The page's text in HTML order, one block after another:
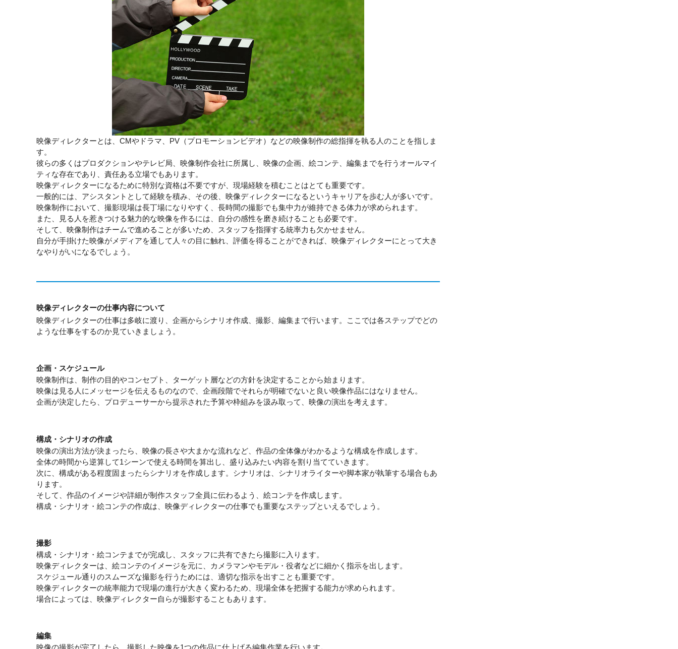
映像ディレクターとは、CMやドラマ、PV（プロモーションビデオ）などの映像制作の総指揮を執る人のことを指しま
す。
彼らの多くはプロダクションやテレビ局、映像制作会社に所属し、映像の企画、絵コンテ、編集までを行うオールマイ
ティな存在であり、責任ある立場でもあります。
映像ディレクターになるために特別な資格は不要ですが、現場経験を積むことはとても重要です。
一般的には、アシスタントとして経験を積み、その後、映像ディレクターになるというキャリアを歩む人が多いです。
映像制作において、撮影現場は長丁場になりやすく、長時間の撮影でも集中力が維持できる体力が求められます。
また、見る人を惹きつける魅力的な映像を作るには、自分の感性を磨き続けることも必要です。
そして、映像制作はチームで進めることが多いため、スタッフを指揮する統率力も欠かせません。
自分が手掛けた映像がメディアを通して人々の目に触れ、評価を得ることができれば、映像ディレクターにとって大き
なやりがいになるでしょう。
映像ディレクターの仕事内容について
映像ディレクターの仕事は多岐に渡り、企画からシナリオ作成、撮影、編集まで行います。ここでは各ステップでどの
ような仕事をするのか見ていきましょう。
企画・スケジュール
映像制作は、制作の目的やコンセプト、ターゲット層などの方針を決定することから始まります。
映像は見る人にメッセージを伝えるものなので、企画段階でそれらが明確でないと良い映像作品にはなりません。
企画が決定したら、プロデューサーから提示された予算や枠組みを汲み取って、映像の演出を考えます。
構成・シナリオの作成
映像の演出方法が決まったら、映像の長さや大まかな流れなど、作品の全体像がわかるような構成を作成します。
全体の時間から逆算して1シーンで使える時間を算出し、盛り込みたい内容を割り当てていきます。
次に、構成がある程度固まったらシナリオを作成します。シナリオは、シナリオライターや脚本家が執筆する場合もあ
ります。
そして、作品のイメージや詳細が制作スタッフ全員に伝わるよう、絵コンテを作成します。
構成・シナリオ・絵コンテの作成は、映像ディレクターの仕事でも重要なステップといえるでしょう。
撮影
構成・シナリオ・絵コンテまでが完成し、スタッフに共有できたら撮影に入ります。
映像ディレクターは、絵コンテのイメージを元に、カメラマンやモデル・役者などに細かく指示を出します。
スケジュール通りのスムーズな撮影を行うためには、適切な指示を出すことも重要です。
映像ディレクターの統率能力で現場の進行が大きく変わるため、現場全体を把握する能力が求められます。
場合によっては、映像ディレクター自らが撮影することもあります。
編集